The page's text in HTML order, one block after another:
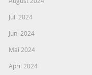
Juli 2024
Juni 2024
Mai 2024
April 2024